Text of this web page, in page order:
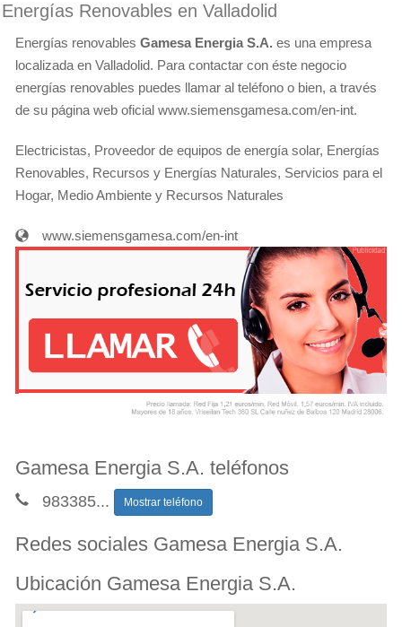
Energías Renovables en Valladolid
Energías renovables Gamesa Energia S.A. es una empresa
localizada en Valladolid. Para contactar con éste negocio
energías renovables puedes llamar al teléfono o bien, a través
de su página web oficial www.siemensgamesa.com/en-int.
Electricistas, Proveedor de equipos de energía solar, Energías
Renovables, Recursos y Energías Naturales, Servicios para el
Hogar, Medio Ambiente y Recursos Naturales
www.siemensgamesa.com/en-int
Gamesa Energia S.A. teléfonos
983385... Mostrar teléfono
Redes sociales Gamesa Energia S.A.
Ubicación Gamesa Energia S.A.